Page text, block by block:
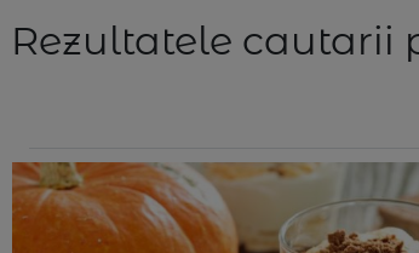
Rezultatele cautarii